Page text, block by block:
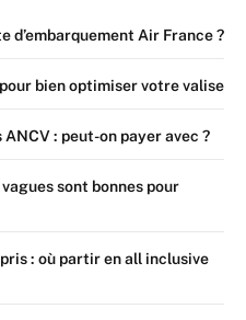
d’embarquement Air France ?
bien optimiser votre valise
: peut-on payer avec ?
sont bonnes pour
: où partir en all inclusive